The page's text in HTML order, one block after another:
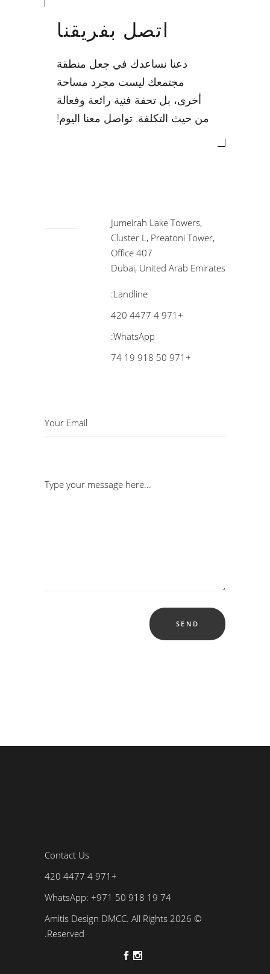
اتصل بفريقنا
دعنا نساعدك في جعل منطقة
مجتمعك ليست مجرد مساحة
أخرى، بل تحفة فنية رائعة وفعالة
من حيث التكلفة. تواصل معنا اليوم!
Jumeirah Lake Towers,
Cluster L, Preatoni Tower,
Office 407
Dubai, United Arab Emirates
Landline:
+971 4 4477 420
WhatsApp:
+971 50 918 19 74
Contact Us
+971 4 4477 420
WhatsApp: +971 50 918 19 74
© 2026 Amitis Design DMCC. All Rights
Reserved.